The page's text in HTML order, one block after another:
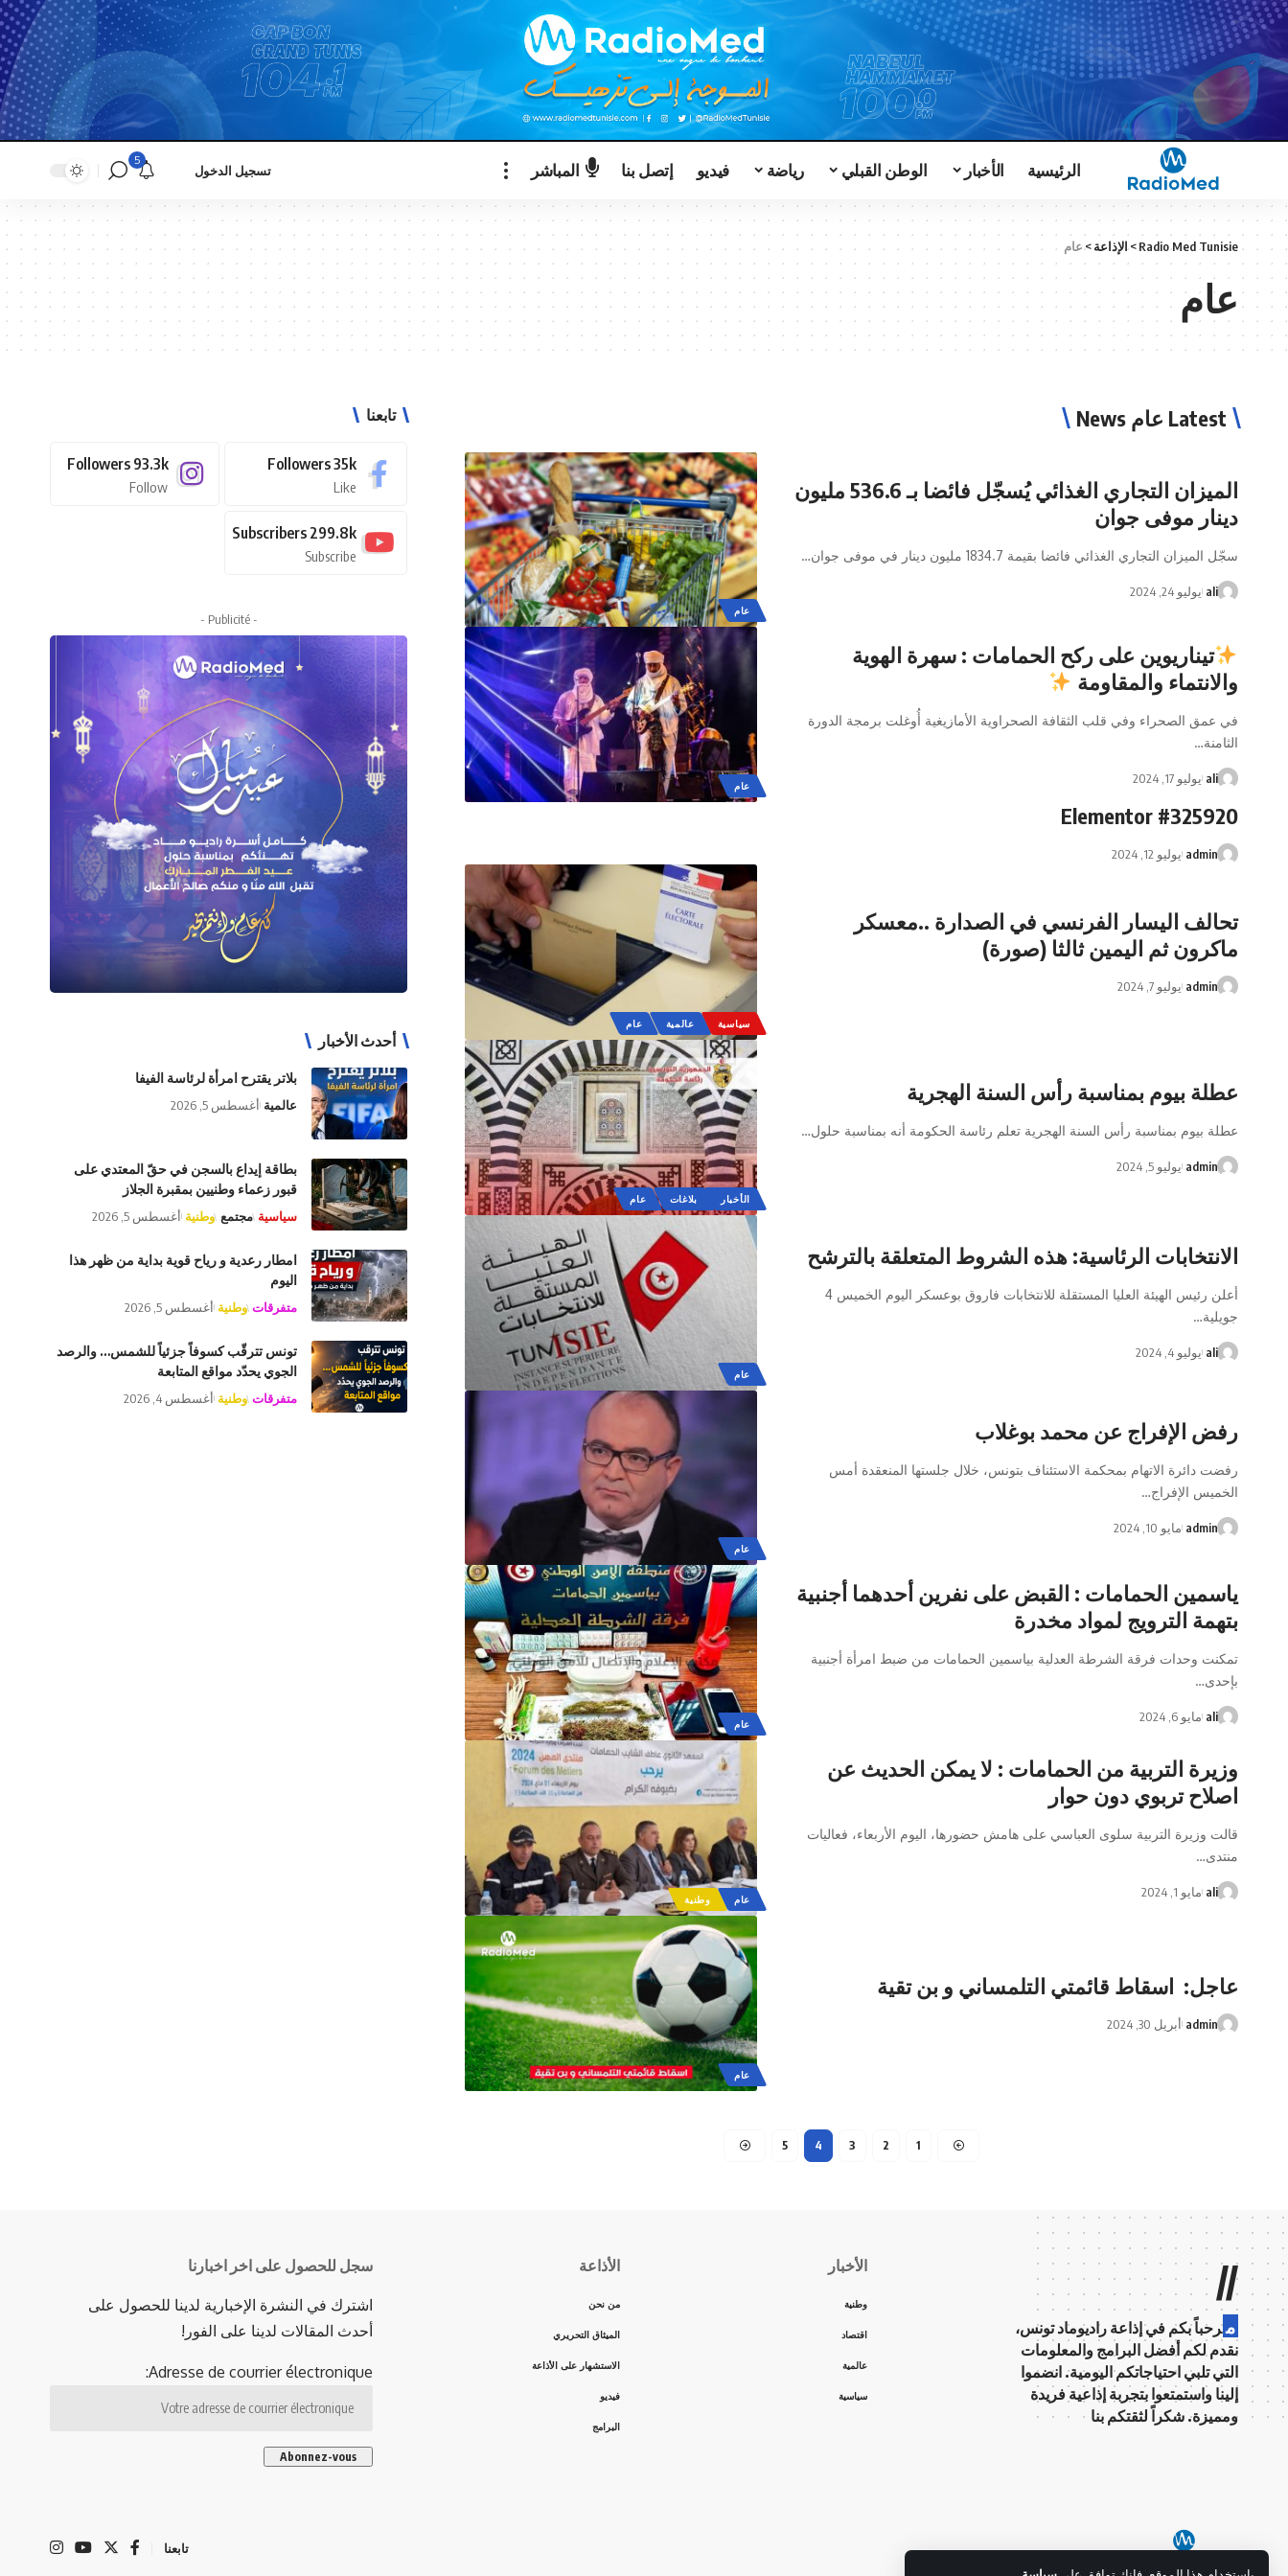
الرئيسية الأخبار الوطن القبلي رياضة فيديو إتصل بنا المباشر تسجيل الدخول
5
Radio Med Tunisie
>الإذاعة>عام
عام
Latest عام News
عام
الميزان التجاري الغذائي يُسجّل فائضا بـ 536.6 مليون
دينار موفى جوان
سجّل الميزان التجاري الغذائي فائضا بقيمة 1834.7 مليون دينار في موفى جوان …
ali يوليو 24, 2024
عام
تيناريوين على ركح الحمامات : سهرة الهوية
والانتماء والمقاومة
في عمق الصحراء وفي قلب الثقافة الصحراوية الأمازيغية أُوغلت برمجة الدورة
الثامنة…
ali يوليو 17, 2024
Elementor #325920
admin يوليو 12, 2024
سياسية عالمية عام
تحالف اليسار الفرنسي في الصدارة ..معسكر
ماكرون ثم اليمين ثالثا (صورة)
admin يوليو 7, 2024
الأخبار بلاغات عام
عطلة بيوم بمناسبة رأس السنة الهجرية
عطلة بيوم بمناسبة رأس السنة الهجرية تعلم رئاسة الحكومة أنه بمناسبة حلول…
admin يوليو 5, 2024
عام
الانتخابات الرئاسية: هذه الشروط المتعلقة بالترشح
أعلن رئيس الهيئة العليا المستقلة للانتخابات فاروق بوعسكر اليوم الخميس 4
جويلية…
ali يوليو 4, 2024
عام
رفض الإفراج عن محمد بوغلاب
رفضت دائرة الاتهام بمحكمة الاستئناف بتونس، خلال جلستها المنعقدة أمس
الخميس الإفراج…
admin مايو 10, 2024
عام
ياسمين الحمامات : القبض على نفرين أحدهما أجنبية
بتهمة الترويج لمواد مخدرة
تمكنت وحدات فرقة الشرطة العدلية بياسمين الحمامات من ضبط امرأة أجنبية
بإحدى…
ali مايو 6, 2024
عام وطنية
وزيرة التربية من الحمامات : لا يمكن الحديث عن
اصلاح تربوي دون حوار
قالت وزيرة التربية سلوى العباسي على هامش حضورها، اليوم الأربعاء، فعاليات
منتدى…
ali مايو 1, 2024
عام
عاجل: اسقاط قائمتي التلمساني و بن تقية
admin أبريل 30, 2024
1
2
3
4
5
تابعنا
35k
Followers
Like
93.3k
Followers
Follow
299.8k
Subscribers
Subscribe
- Publicité -
أحدث الأخبار
بلاتر يقترح امرأة لرئاسة الفيفا
عالمية أغسطس 5, 2026
بطاقة إيداع بالسجن في حقّ المعتدي على
قبور زعماء وطنيين بمقبرة الجلاز
سياسية مجتمع وطنية أغسطس 5, 2026
امطار رعدية و رياح قوية بداية من ظهر هذا
اليوم
متفرقات وطنية أغسطس 5, 2026
تونس تترقّب كسوفاً جزئياً للشمس… والرصد
الجوي يحدّد مواقع المتابعة
متفرقات وطنية أغسطس 4, 2026
//
م رحباً بكم في إذاعة راديوماد تونس،
نقدم لكم أفضل البرامج والمعلومات
التي تلبي احتياجاتكم اليومية. انضموا
إلينا واستمتعوا بتجربة إذاعية فريدة
ومميزة. شكراً لثقتكم بنا
الأخبار
وطنية
اقتصاد
عالمية
سياسية
الأذاعة
من نحن
الميثاق التحريري
الاستشهار على الأذاعة
فيديو
البرامج
سجل للحصول على اخر اخبارنا
اشترك في النشرة الإخبارية لدينا للحصول على
أحدث المقالات لدينا على الفور!
Adresse de courrier électronique:
تابعنا